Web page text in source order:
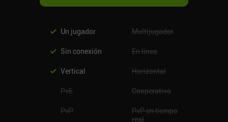
Un jugador Multijugador
Sin conexión En línea
Vertical Horizontal
PvE Cooperativo
PvP
PvP en tiempo
real